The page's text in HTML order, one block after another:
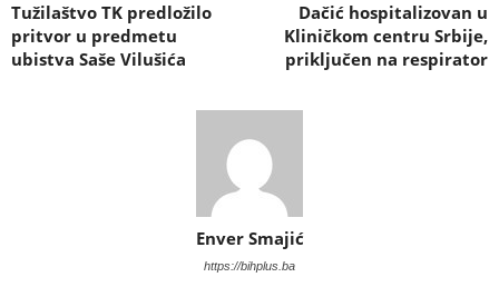
Tužilaštvo TK predložilo
pritvor u predmetu
ubistva Saše Vilušića
Dačić hospitalizovan u
Kliničkom centru Srbije,
priključen na respirator
Enver Smajić
https://bihplus.ba